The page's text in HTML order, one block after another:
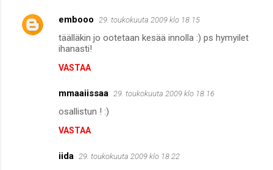
embooo 29. toukokuuta 2009 klo 18.15
täälläkin jo ootetaan kesää innolla :) ps hymyilet
ihanasti!
VASTAA
mmaaiissaa 29. toukokuuta 2009 klo 18.16
osallistun ! :)
VASTAA
iida 29. toukokuuta 2009 klo 18.22